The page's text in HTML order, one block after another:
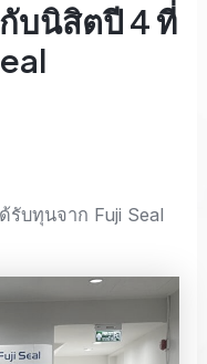
บนิสิตปี 4 ที่
บทุนจาก Fuji Seal